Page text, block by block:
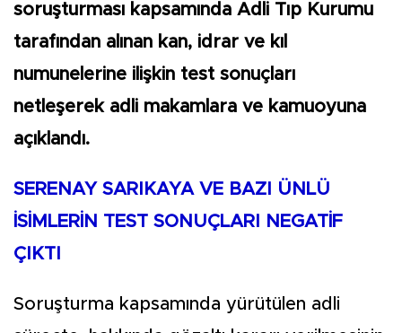
soruşturması kapsamında Adli Tıp Kurumu
tarafından alınan kan, idrar ve kıl
numunelerine ilişkin test sonuçları
netleşerek adli makamlara ve kamuoyuna
açıklandı.
SERENAY SARIKAYA VE BAZI ÜNLÜ
İSİMLERİN TEST SONUÇLARI NEGATİF
ÇIKTI
Soruşturma kapsamında yürütülen adli